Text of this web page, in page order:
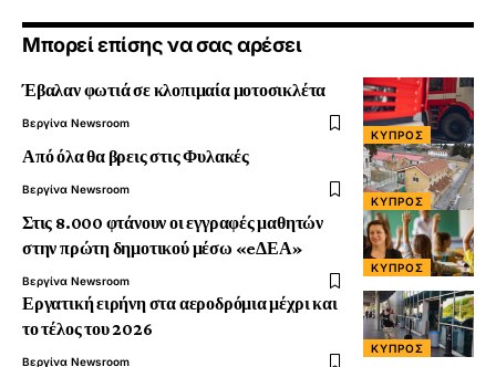
Μπορεί επίσης να σας αρέσει
ΚΎΠΡΟΣ
Έβαλαν φωτιά σε κλοπιμαία μοτοσικλέτα
Βεργίνα Newsroom
ΚΎΠΡΟΣ
Από όλα θα βρεις στις Φυλακές
Βεργίνα Newsroom
ΚΎΠΡΟΣ
Στις 8.000 φτάνουν οι εγγραφές μαθητών
στην πρώτη δημοτικού μέσω «eΔΕΑ»
Βεργίνα Newsroom
ΚΎΠΡΟΣ
Εργατική ειρήνη στα αεροδρόμια μέχρι και
το τέλος του 2026
Βεργίνα Newsroom